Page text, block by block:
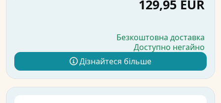
129,95 EUR
Безкоштовна доставка
Доступно негайно
Дізнайтеся більше